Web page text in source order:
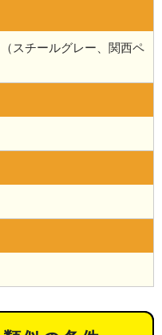
スチールグレー、関西ペ